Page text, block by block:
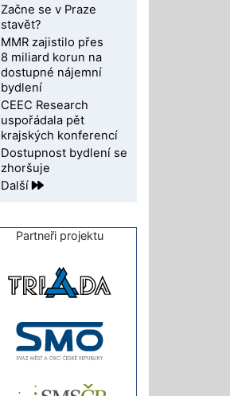
Začne se v Praze
stavět?
MMR zajistilo přes
8 miliard korun na
dostupné nájemní
bydlení
CEEC Research
uspořádala pět
krajských konferencí
Dostupnost bydlení se
zhoršuje
Další
Partneři projektu